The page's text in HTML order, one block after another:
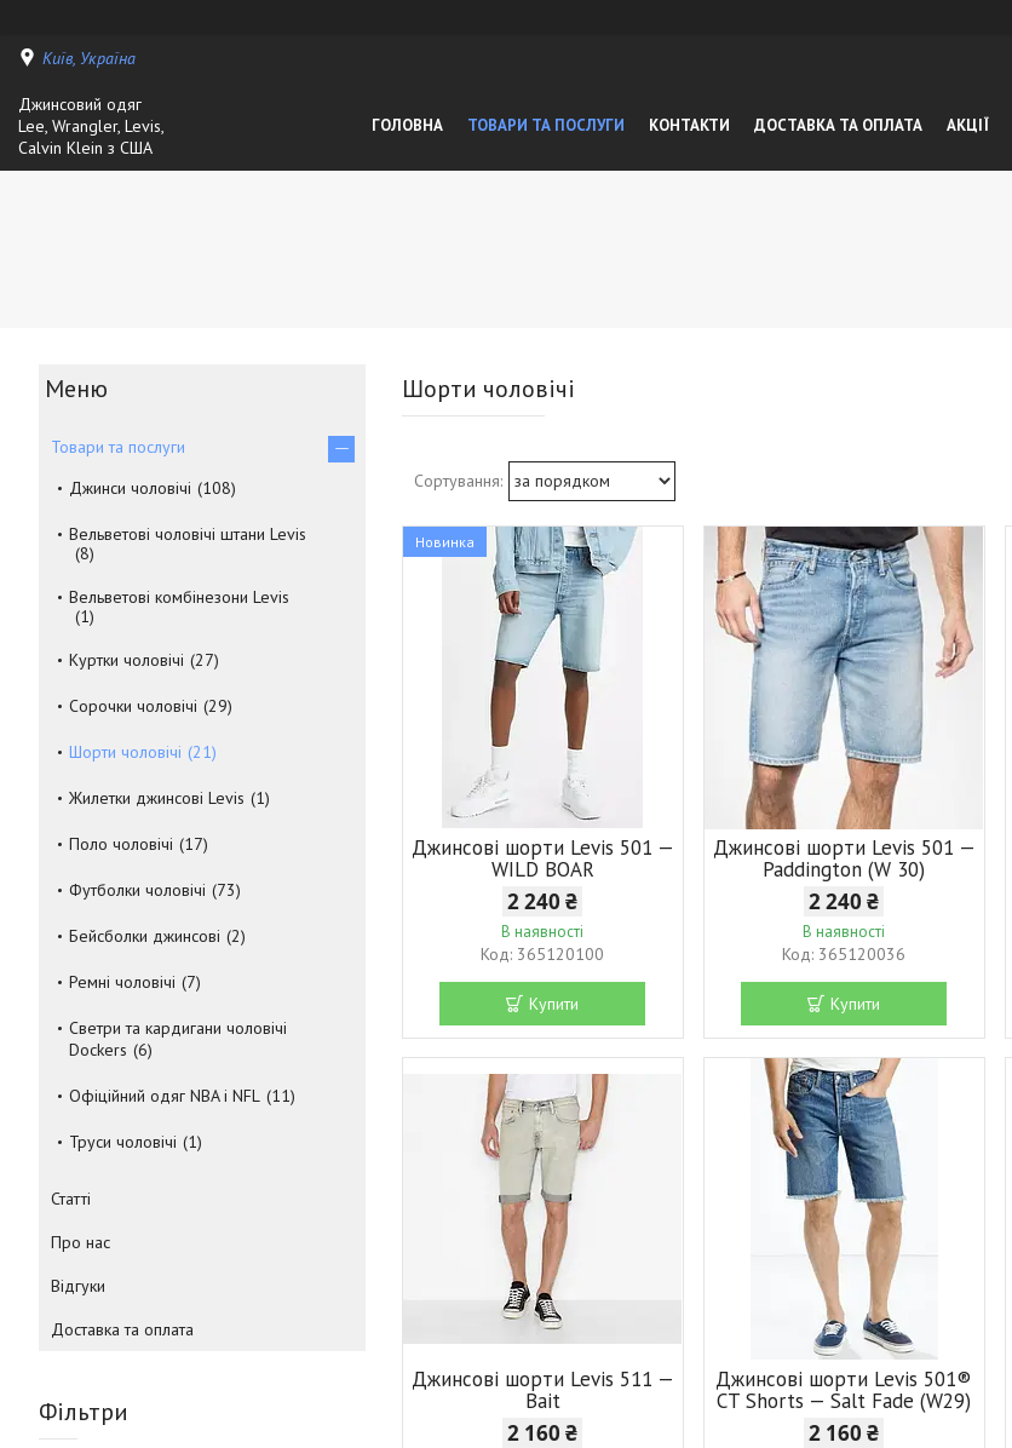
Київ, Україна
Джинсовий одяг
Lee, Wrangler, Levis,
Calvin Klein з США
ГОЛОВНА ТОВАРИ ТА ПОСЛУГИ КОНТАКТИ ДОСТАВКА ТА ОПЛАТА АКЦІЇ
Шорти чоловічі
Новинка
Джинсові шорти Levis 501 —
WILD BOAR
2 240 ₴
В наявності
365120100
Купити
Джинсові шорти Levis 501 —
Paddington (W 30)
2 240 ₴
В наявності
365120036
Купити
Джинсові шорти Levis 511 —
Bait
2 160 ₴
Джинсові шорти Levis 501®
CT Shorts — Salt Fade (W29)
2 160 ₴
Товари та послуги
Джинси чоловічі
108
Вельветові чоловічі штани Levis
8
Вельветові комбінезони Levis
1
Куртки чоловічі 27
Сорочки чоловічі 29
Шорти чоловічі 21
Жилетки джинсові Levis 1
Поло чоловічі 17
Футболки чоловічі 73
Бейсболки джинсові 2
Ремні чоловічі 7
Светри та кардигани чоловічі
Dockers 6
Офіційний одяг NBA і NFL 11
Труси чоловічі 1
Статті
Про нас
Відгуки
Доставка та оплата
Фільтри